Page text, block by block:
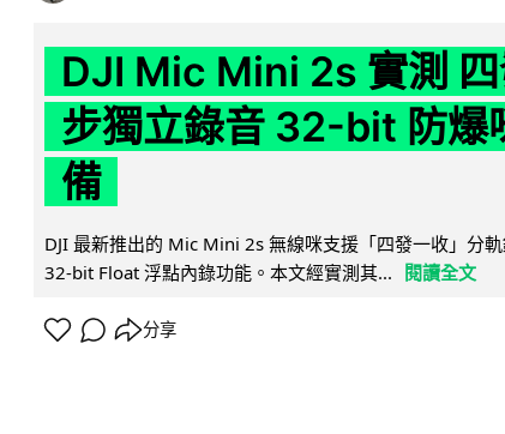
DJI Mic Mini 2s 實測 四
步獨立錄音 32-bit 防爆
備
DJI 最新推出的 Mic Mini 2s 無線咪支援「四發一收」分
32-bit Float 浮點內錄功能。本文經實測其... 閱讀全文
分享